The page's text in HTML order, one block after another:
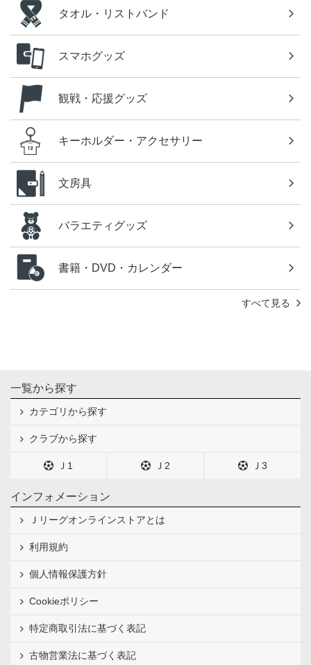
タオル・リストバンド
スマホグッズ
観戦・応援グッズ
キーホルダー・アクセサリー
文房具
バラエティグッズ
書籍・DVD・カレンダー
すべて見る
一覧から探す
カテゴリから探す
クラブから探す
Ｊ1 Ｊ2 Ｊ3
インフォメーション
Ｊリーグオンラインストアとは
利用規約
個人情報保護方針
Cookieポリシー
特定商取引法に基づく表記
古物営業法に基づく表記